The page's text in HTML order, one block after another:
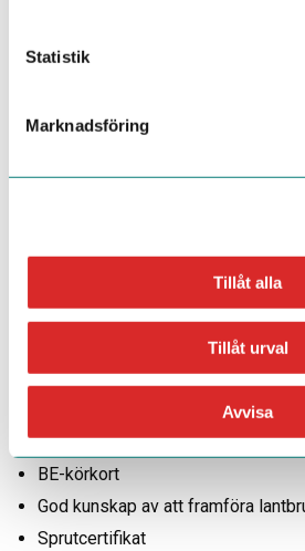
Statistik
Marknadsföring
Tillåt alla
Tillåt urval
Avvisa
Ulrika Dyrlund Martinsson,
B-körkort
Meriterande
BE-körkort
God kunskap av att framföra
Sprutcertifikat